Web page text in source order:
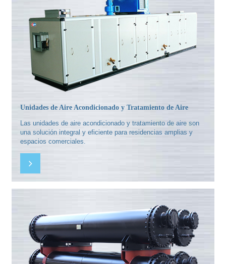
Unidades de Aire Acondicionado y Tratamiento de Aire
Las unidades de aire acondicionado y tratamiento de aire son
una solución integral y eficiente para residencias amplias y
espacios comerciales.